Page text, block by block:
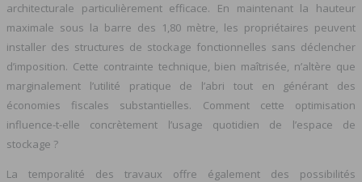
architecturale particulièrement efficace. En maintenant la hauteur
maximale sous la barre des 1,80 mètre, les propriétaires peuvent
installer des structures de stockage fonctionnelles sans déclencher
d’imposition. Cette contrainte technique, bien maîtrisée, n’altère que
marginalement l’utilité pratique de l’abri tout en générant des
économies fiscales substantielles. Comment cette optimisation
influence-t-elle concrètement l’usage quotidien de l’espace de
stockage ?
La temporalité des travaux offre également des possibilités